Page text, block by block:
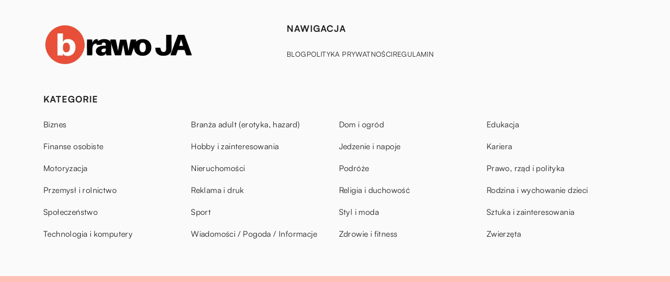
NAWIGACJA
BLOGPOLITYKA PRYWATNOŚCIREGULAMIN
KATEGORIE
Biznes Branża adult (erotyka, hazard) Dom i ogród Edukacja
Finanse osobiste Hobby i zainteresowania Jedzenie i napoje Kariera
Motoryzacja Nieruchomości Podróże Prawo, rząd i polityka
Przemysł i rolnictwo Reklama i druk Religia i duchowość Rodzina i wychowanie dzieci
Społeczeństwo Sport Styl i moda Sztuka i zainteresowania
Technologia i komputery Wiadomości / Pogoda / Informacje Zdrowie i fitness Zwierzęta